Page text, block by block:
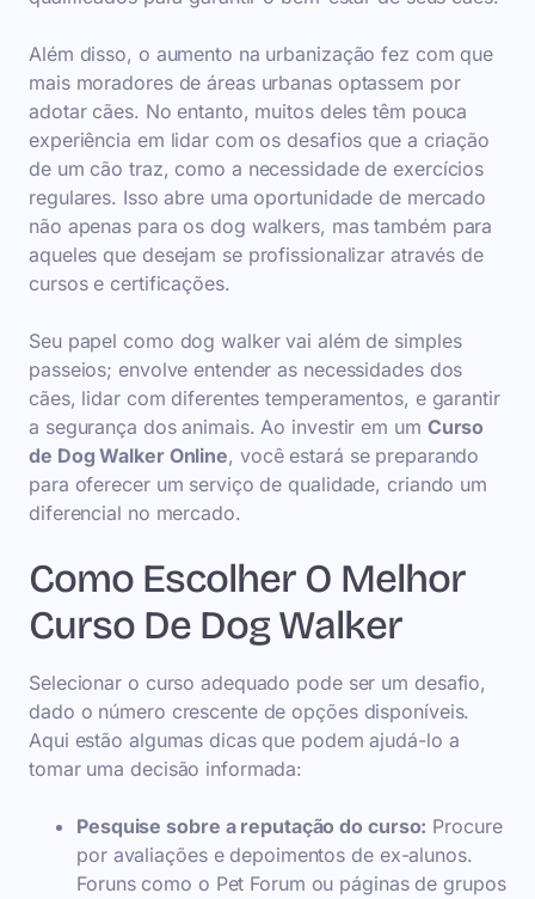
Além disso, o aumento na urbanização fez com que
mais moradores de áreas urbanas optassem por
adotar cães. No entanto, muitos deles têm pouca
experiência em lidar com os desafios que a criação
de um cão traz, como a necessidade de exercícios
regulares. Isso abre uma oportunidade de mercado
não apenas para os dog walkers, mas também para
aqueles que desejam se profissionalizar através de
cursos e certificações.
Seu papel como dog walker vai além de simples
passeios; envolve entender as necessidades dos
cães, lidar com diferentes temperamentos, e garantir
a segurança dos animais. Ao investir em um Curso
de Dog Walker Online, você estará se preparando
para oferecer um serviço de qualidade, criando um
diferencial no mercado.
Como Escolher O Melhor
Curso De Dog Walker
Selecionar o curso adequado pode ser um desafio,
dado o número crescente de opções disponíveis.
Aqui estão algumas dicas que podem ajudá-lo a
tomar uma decisão informada:
Pesquise sobre a reputação do curso: Procure
por avaliações e depoimentos de ex-alunos.
Foruns como o Pet Forum ou páginas de grupos